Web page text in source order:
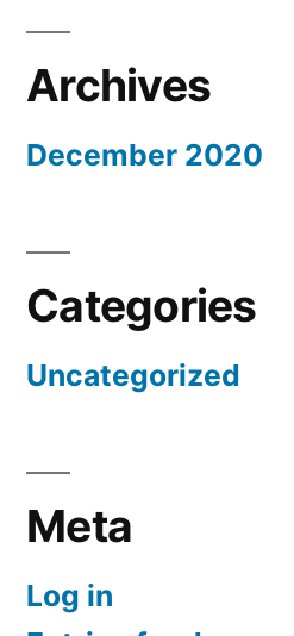
Archives
December 2020
Categories
Uncategorized
Meta
Log in